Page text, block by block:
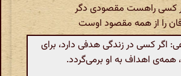
کسی راهست مقصودی دگر
را از همه مقصود اوست
کسی در زندگی هدفی دارد، برای
همه‌ی اهداف به او برمی‌گردد.